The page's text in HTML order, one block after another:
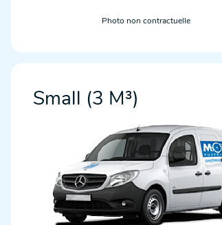
Photo non contractuelle
Small (3 M³)